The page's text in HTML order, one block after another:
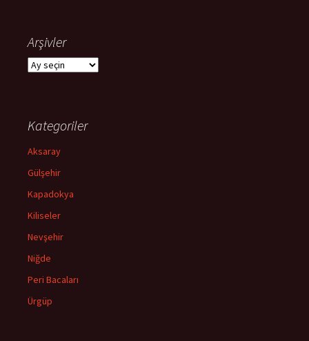
Arşivler
Arşivler
Kategoriler
Aksaray
Gülşehir
Kapadokya
Kiliseler
Nevşehir
Niğde
Peri Bacaları
Ürgüp